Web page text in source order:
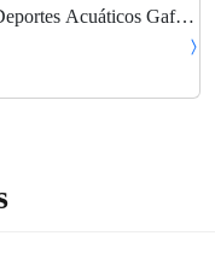
Acuáticos Gafas